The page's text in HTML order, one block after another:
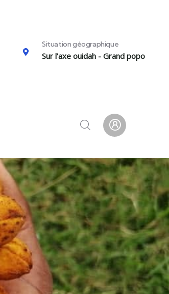
Situation géographique
Sur l'axe ouidah - Grand popo